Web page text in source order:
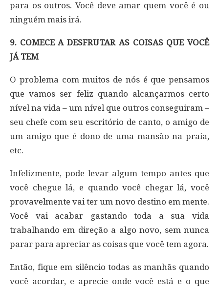
para os outros. Você deve amar quem você é ou
ninguém mais irá.
9. COMECE A DESFRUTAR AS COISAS QUE VOCÊ
JÁ TEM
O problema com muitos de nós é que pensamos
que vamos ser feliz quando alcançarmos certo
nível na vida – um nível que outros conseguiram –
seu chefe com seu escritório de canto, o amigo de
um amigo que é dono de uma mansão na praia,
etc.
Infelizmente, pode levar algum tempo antes que
você chegue lá, e quando você chegar lá, você
provavelmente vai ter um novo destino em mente.
Você vai acabar gastando toda a sua vida
trabalhando em direção a algo novo, sem nunca
parar para apreciar as coisas que você tem agora.
Então, fique em silêncio todas as manhãs quando
você acordar, e aprecie onde você está e o que